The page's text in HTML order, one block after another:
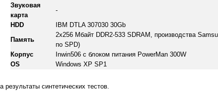
Звуковая
карта
-
HDD
IBM DTLA 307030 30Gb
Память
2x256 Мбайт DDR2-533 SDRAM, производства
по SPD)
Корпус
Inwin506 с блоком питания PowerMan 300W
OS
Windows XP SP1
результаты синтетических тестов.